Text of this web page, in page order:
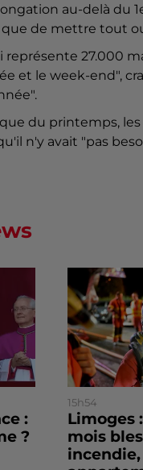
au-delà du
de mettre tout
représente 27.000
et le week-end",
du printemps,
n'y avait "pas
:
?
15h54
Limoges
mois